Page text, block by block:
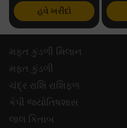
હવે ખરીદો
મફ્ત કુંડળી મિલાન
મફ્ત કુંડળી
ચંદ્ર રાશિ રાશિફળ
કેપી જ્યોતિષશાસ
લાલ કિતાબ